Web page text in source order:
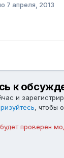
7 апреля, 2013
к
и
, чтобы
проверен